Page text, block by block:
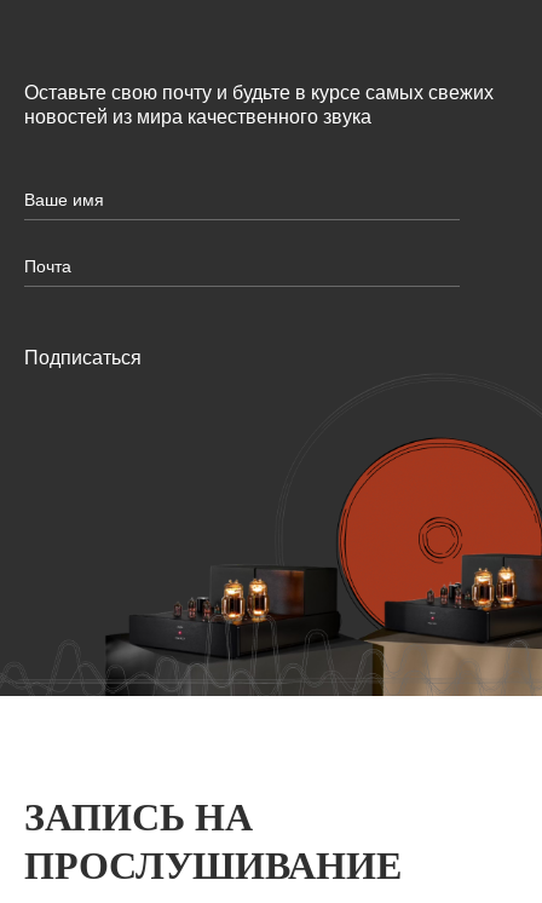
Оставьте свою почту и будьте в курсе самых свежих
новостей из мира качественного звука
Подписаться
ЗАПИСЬ НА
ПРОСЛУШИВАНИЕ